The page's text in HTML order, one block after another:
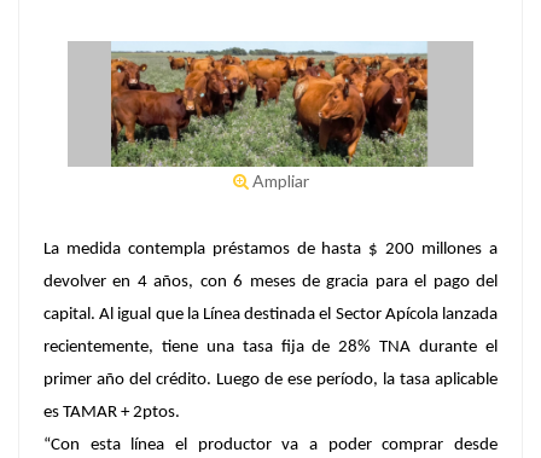
Ampliar
La medida contempla préstamos de hasta $ 200 millones a
devolver en 4 años, con 6 meses de gracia para el pago del
capital. Al igual que la Línea destinada el Sector Apícola lanzada
recientemente, tiene una tasa fija de 28% TNA durante el
primer año del crédito. Luego de ese período, la tasa aplicable
es TAMAR + 2ptos.
“Con esta línea el productor va a poder comprar desde